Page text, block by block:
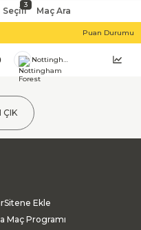
Seçili
3
Maç Ara
Puan Durumu
Nottingham Forest
ÇIK
Sitene Ekle
Maç Programı